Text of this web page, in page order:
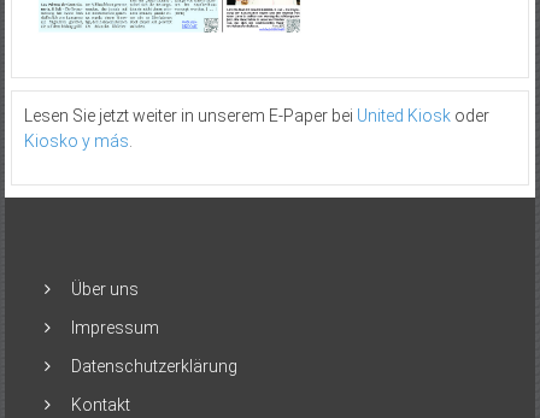
Lesen Sie jetzt weiter in unserem E-Paper bei United Kioskoder
Kiosko y más
Über uns
Impressum
Datenschutzerklärung
Kontakt